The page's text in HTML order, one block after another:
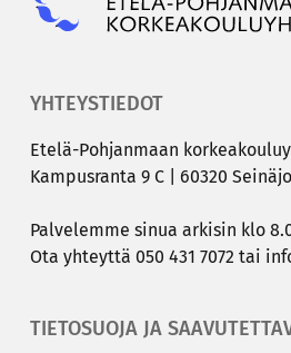
YHTEYSTIEDOT
Etelä-​Pohjanmaan
Kam­pus­ran­ta 9 C | 60320
Pal­ve­lem­me sinua ar­ki­sin klo
Ota yh­teyt­tä 050 431 7072 tai
TIETOSUOJA JA